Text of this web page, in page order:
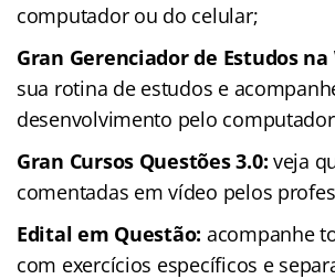
computador ou do celular;
Gran Gerenciador de Estudos na
sua rotina de estudos e
desenvolvimento pelo
Gran Cursos Questões 3.0: veja
comentadas em vídeo pelos
Edital em Questão: acompanhe
com exercícios específicos e